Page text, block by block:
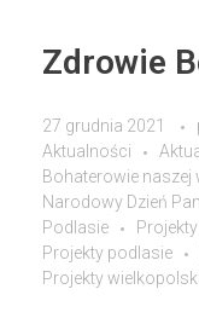
Zdrowie
27 grudnia 2021
Aktualności
Bohaterowie naszej
Narodowy Dzień
Podlasie
Projekty podlasie
Projekty